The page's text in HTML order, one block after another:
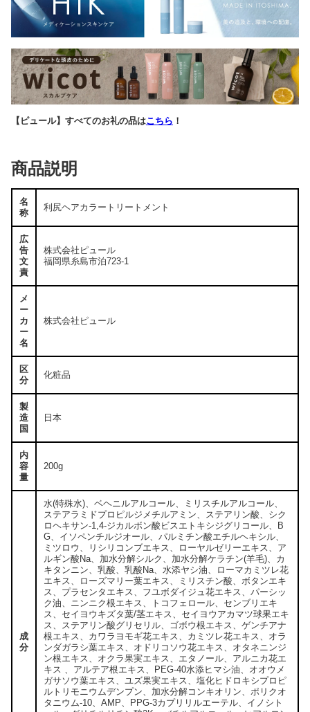
【ピュール】すべてのお礼の品はこちら ！
商品説明
名
称
利尻ヘアカラートリートメント
広
告
文
責
株式会社ピュール
福岡県糸島市泊723-1
メ
ー
カ
ー
名
株式会社ピュール
区
分
化粧品
製
造
国
日本
内
容
量
200g
成
分
水(特殊水)、ベヘニルアルコール、ミリスチルアルコール、
ステアラミドプロピルジメチルアミン、ステアリン酸、シク
ロヘキサン-1,4-ジカルボン酸ビスエトキシジグリコール、B
G、イソペンチルジオール、パルミチン酸エチルヘキシル、
ミツロウ、リシリコンブエキス、ローヤルゼリーエキス、ア
ルギン酸Na、加水分解シルク、加水分解ケラチン(羊毛)、カ
キタンニン、乳酸、乳酸Na、水添ヤシ油、ローマカミツレ花
エキス、ローズマリー葉エキス、ミリスチン酸、ボタンエキ
ス、プラセンタエキス、フユボダイジュ花エキス、パーシッ
ク油、ニンニク根エキス、トコフェロール、センブリエキ
ス、セイヨウキズタ葉/茎エキス、セイヨウアカマツ球果エキ
ス、ステアリン酸グリセリル、ゴボウ根エキス、ゲンチアナ
根エキス、カワラヨモギ花エキス、カミツレ花エキス、オラ
ンダガラシ葉エキス、オドリコソウ花エキス、オタネニンジ
ン根エキス、オクラ果実エキス、エタノール、アルニカ花エ
キス 、アルテア根エキス、PEG-40水添ヒマシ油、オオウメ
ガサソウ葉エキス、ユズ果実エキス、塩化ヒドロキシプロピ
ルトリモニウムデンプン、加水分解コンキオリン、ポリクオ
タニウム-10、AMP、PPG-3カプリリルエーテル、イノシト